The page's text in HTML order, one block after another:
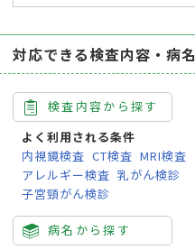
対応できる検査内容・病名
検査内容から探す
よく利用される条件
内視鏡検査 CT検査 MRI検査
アレルギー検査 乳がん検診
子宮頸がん検診
病名から探す